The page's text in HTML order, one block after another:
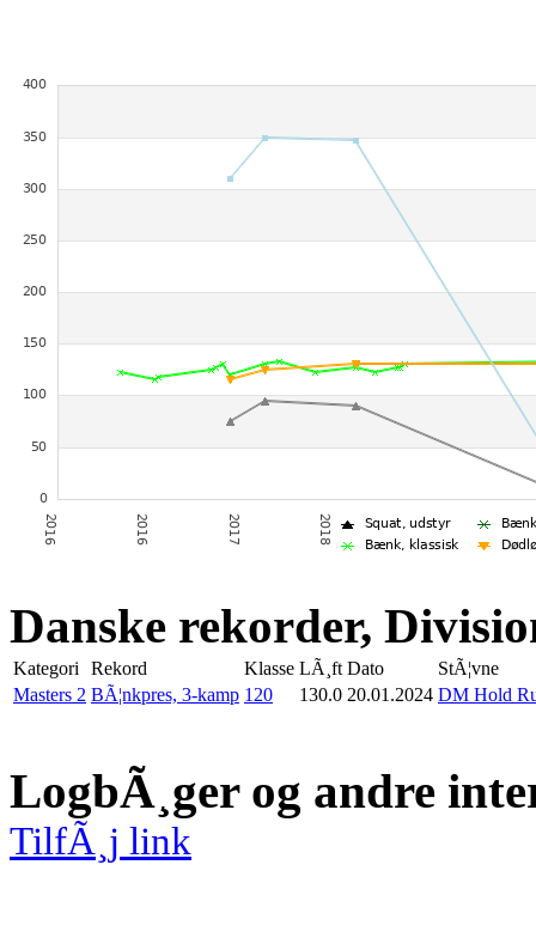
Danske rekorder,
Kategori Rekord Klasse LÃ¸ft Dato
StÃ¦vne
Masters 2 BÃ¦nkpres, 3-kamp 120 130.0 20.01.2024 DM Hold
LogbÃ¸ger og andre
TilfÃ¸j link